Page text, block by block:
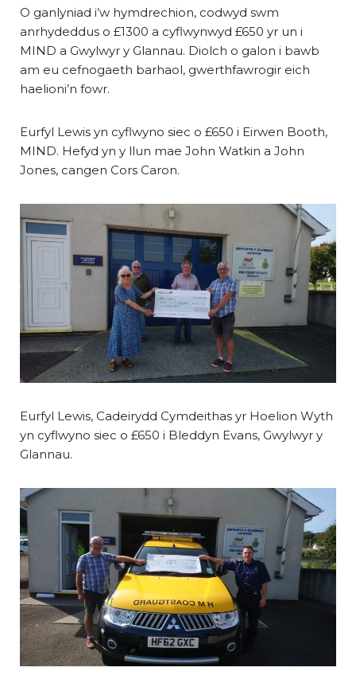
O ganlyniad i’w hymdrechion, codwyd swm
anrhydeddus o £1300 a cyflwynwyd £650 yr un i
MIND a Gwylwyr y Glannau. Diolch o galon i bawb
am eu cefnogaeth barhaol, gwerthfawrogir eich
haelioni’n fowr.
Eurfyl Lewis yn cyflwyno siec o £650 i Eirwen Booth,
MIND. Hefyd yn y llun mae John Watkin a John
Jones, cangen Cors Caron.
Eurfyl Lewis, Cadeirydd Cymdeithas yr Hoelion Wyth
yn cyflwyno siec o £650 i Bleddyn Evans, Gwylwyr y
Glannau.